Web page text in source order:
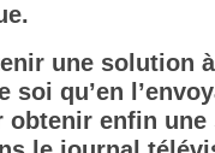
une solution
soi qu’en
obtenir enfin